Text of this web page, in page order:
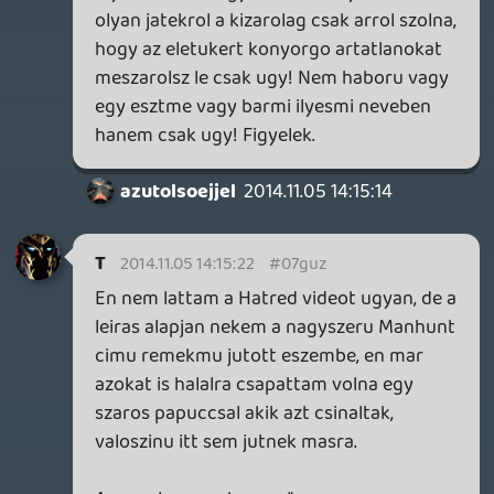
Jézusom, az egyik játék, a másik nem.
Elvonatkoztatni azért el lehet nem?
Szerintem kurvára nem ugyanaz a kettő,
jóformán betilthatnánk az autós játékokat
is, mert a valóságban szinte minden
ütközés halált jelentene másoknak is, a
játékban meg díjazzák. Hát ilyet?!!? Az
emberek ott tudnak.különbséget tenni
játék és valóság között, itt meg nem.
Értem. Az meg a legalja, hogy felhozod
miképpen állok a nácikhoz, és mit tartok
vita tárgyának. Hol élsz?! És akkor újra az
első mondat...
Ghz
2014.11.05 13:52:39
2014.11.05 14:07:11
Én nem néztem utána, de tudjuk miért lett
ilyen az ember? Amúgymeg valóban nem a
legjobb példa a Heat, de: hol a határvonal?